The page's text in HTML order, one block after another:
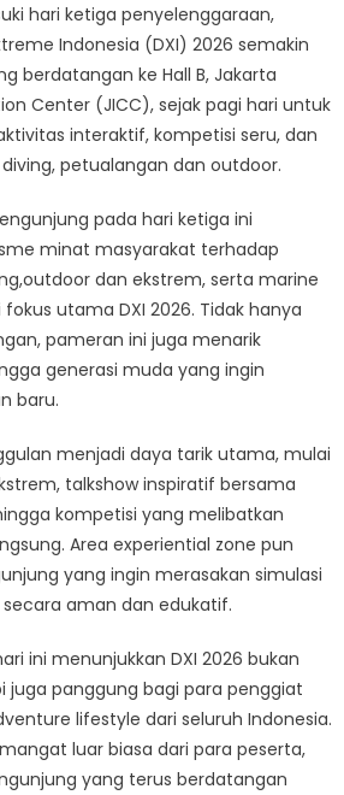
hari ketiga penyelenggaraan,
Indonesia (DXI) 2026 semakin
berdatangan ke Hall B, Jakarta
Center (JICC), sejak pagi hari untuk
interaktif, kompetisi seru, dan
petualangan dan outdoor.
pada hari ketiga ini
minat masyarakat terhadap
dan ekstrem, serta marine
utama DXI 2026. Tidak hanya
pameran ini juga menarik
generasi muda yang ingin
baru.
menjadi daya tarik utama, mulai
talkshow inspiratif bersama
kompetisi yang melibatkan
Area experiential zone pun
yang ingin merasakan simulasi
aman dan edukatif.
ini menunjukkan DXI 2026 bukan
juga panggung bagi para penggiat
lifestyle dari seluruh Indonesia.
luar biasa dari para peserta,
yang terus berdatangan